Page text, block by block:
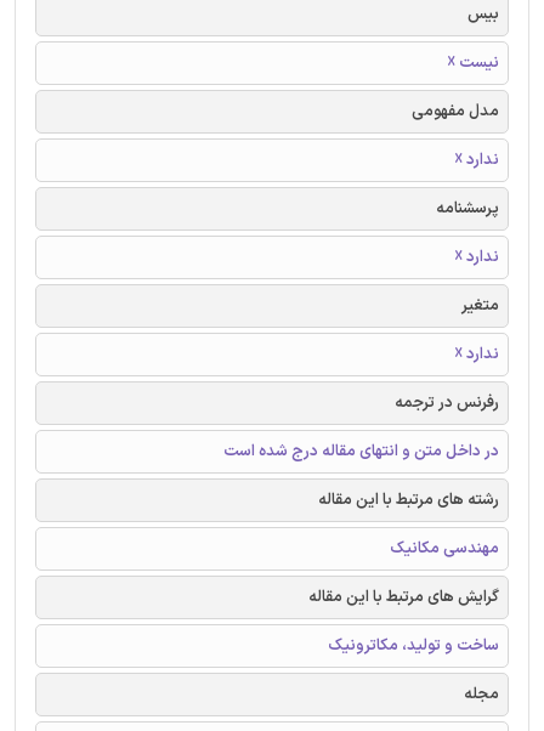
بیس
نیست ☓
مدل مفهومی
ندارد ☓
پرسشنامه
ندارد ☓
متغیر
ندارد ☓
رفرنس در ترجمه
در داخل متن و انتهای مقاله درج شده است
رشته های مرتبط با این مقاله
مهندسی مکانیک
گرایش های مرتبط با این مقاله
ساخت و تولید، مکاترونیک
مجله